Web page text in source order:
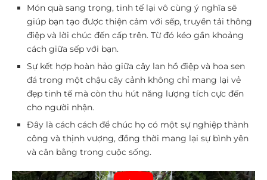
Món quà sang trọng, tinh tế lại vô cùng ý nghĩa sẽ
giúp bạn tạo được thiện cảm với sếp, truyền tải thông
điệp và lời chúc đến cấp trên. Từ đó kéo gần khoảng
cách giữa sếp với bạn.
Sự kết hợp hoàn hảo giữa cây lan hồ điệp và hoa sen
đá trong một chậu cây cảnh không chỉ mang lại vẻ
đẹp tinh tế mà còn thu hút năng lượng tích cực đến
cho người nhận.
Đây là cách cách để chúc họ có một sự nghiệp thành
công và thịnh vượng, đồng thời mang lại sự bình yên
và cân bằng trong cuộc sống.